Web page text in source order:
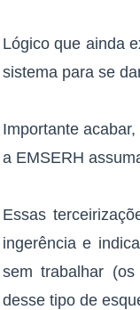
Lógico que ainda
sistema para se
Importante
a EMSERH
Essas
ingerência e
sem trabalhar
desse tipo de